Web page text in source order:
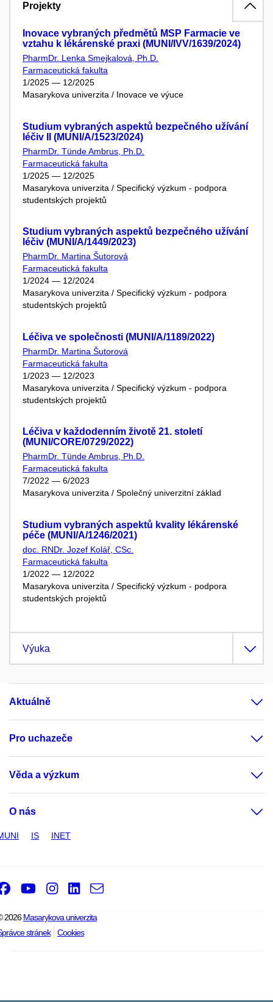
Projekty
Inovace vybraných předmětů MSP Farmacie ve
vztahu k lékárenské praxi (MUNI/IVV/1639/2024)
PharmDr. Lenka Smejkalová, Ph.D.
Farmaceutická fakulta
1/2025 — 12/2025
Masarykova univerzita / Inovace ve výuce
Studium vybraných aspektů bezpečného užívání
léčiv II (MUNI/A/1523/2024)
PharmDr. Tünde Ambrus, Ph.D.
Farmaceutická fakulta
1/2025 — 12/2025
Masarykova univerzita / Specifický výzkum - podpora
studentských projektů
Studium vybraných aspektů bezpečného užívání
léčiv (MUNI/A/1449/2023)
PharmDr. Martina Šutorová
Farmaceutická fakulta
1/2024 — 12/2024
Masarykova univerzita / Specifický výzkum - podpora
studentských projektů
Léčiva ve společnosti (MUNI/A/1189/2022)
PharmDr. Martina Šutorová
Farmaceutická fakulta
1/2023 — 12/2023
Masarykova univerzita / Specifický výzkum - podpora
studentských projektů
Léčiva v každodenním životě 21. století
(MUNI/CORE/0729/2022)
PharmDr. Tünde Ambrus, Ph.D.
Farmaceutická fakulta
7/2022 — 6/2023
Masarykova univerzita / Společný univerzitní základ
Studium vybraných aspektů kvality lékárenské
péče (MUNI/A/1246/2021)
doc. RNDr. Jozef Kolář, CSc.
Farmaceutická fakulta
1/2022 — 12/2022
Masarykova univerzita / Specifický výzkum - podpora
studentských projektů
Výuka
Aktuálně
Pro uchazeče
Věda a výzkum
O nás
IS INET
2026Masarykova univerzita
stránek
Cookies
Facebook
Youtube
Instagram
LinkedIn
e-